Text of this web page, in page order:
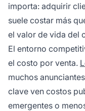
importa: adquirir
suele costar más
el valor de vida del
El entorno
el costo por venta.
muchos
clave ven costos
emergentes o